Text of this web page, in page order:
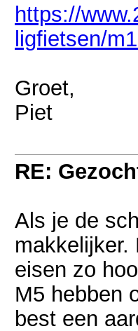
https://
ligfietsen/
Groet,
Piet
RE:
Als je de
eisen zo
M5 hebben
best een